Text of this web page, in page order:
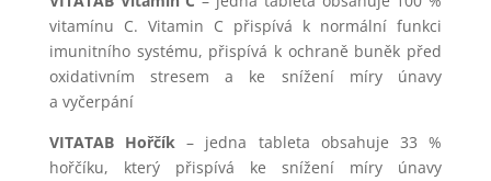
vitamínu C. Vitamin C přispívá k normální funkci
imunitního systému, přispívá k ochraně buněk před
oxidativním stresem a ke snížení míry únavy
a vyčerpání
VITATAB Hořčík – jedna tableta obsahuje 33 %
hořčíku, který přispívá ke snížení míry únavy